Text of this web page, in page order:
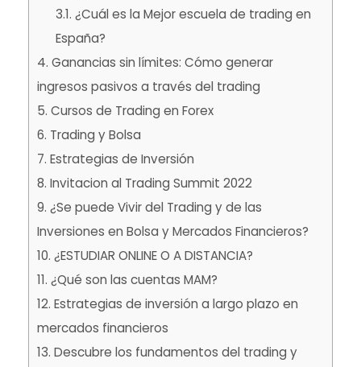
3.1. ¿Cuál es la Mejor escuela de trading en
España?
4. Ganancias sin límites: Cómo generar
ingresos pasivos a través del trading
5. Cursos de Trading en Forex
6. Trading y Bolsa
7. Estrategias de Inversión
8. Invitacion al Trading Summit 2022
9. ¿Se puede Vivir del Trading y de las
Inversiones en Bolsa y Mercados Financieros?
10. ¿ESTUDIAR ONLINE O A DISTANCIA?
11. ¿Qué son las cuentas MAM?
12. Estrategias de inversión a largo plazo en
mercados financieros
13. Descubre los fundamentos del trading y